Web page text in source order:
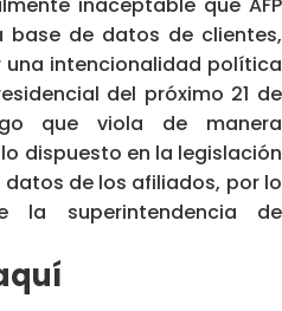
base de datos de clientes,
intencionalidad política
del próximo 21 de
que viola de manera
dispuesto en la legislación
de los afiliados, por lo
la superintendencia de